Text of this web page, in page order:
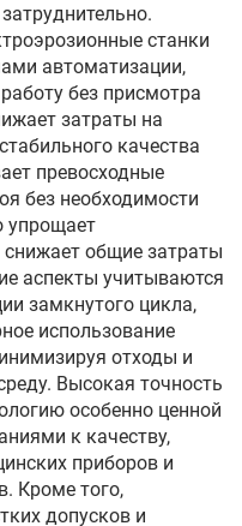
станки
автоматизации,
без присмотра
затраты на
качества
превосходные
без необходимости
упрощает
общие затраты
аспекты учитываются
замкнутого цикла,
использование
отходы и
Высокая точность
особенно ценной
к качеству,
приборов и
Кроме того,
допусков и